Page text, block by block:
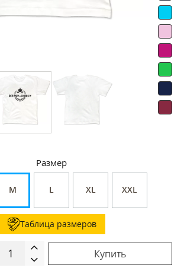
Размер
M L XL XXL
Таблица размеров
Купить